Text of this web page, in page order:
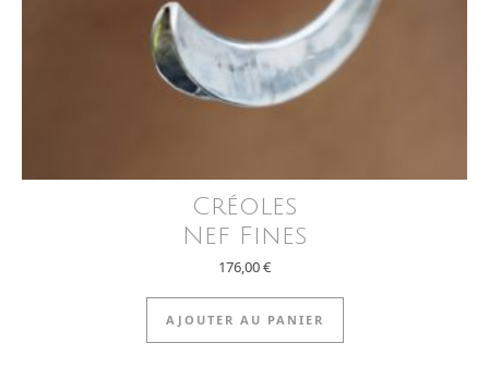
Créoles
Nef Fines
176,00€
AJOUTER AU PANIER